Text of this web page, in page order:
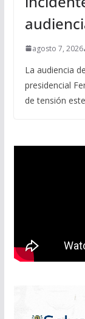
agosto 7, 2026
La audiencia
presidencial
de tensión